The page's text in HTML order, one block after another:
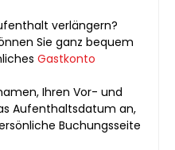
verlängern?
Sie ganz bequem
Gastkonto
Ihren Vor- und
Aufenthaltsdatum an,
Buchungsseite